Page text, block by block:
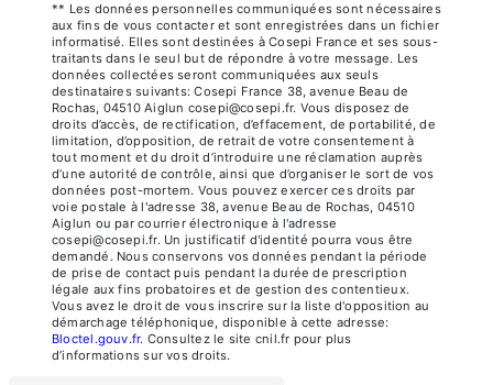
** Les données personnelles communiquées sont nécessaires
aux fins de vous contacter et sont enregistrées dans un fichier
informatisé. Elles sont destinées à Cosepi France et ses sous-
traitants dans le seul but de répondre à votre message. Les
données collectées seront communiquées aux seuls
destinataires suivants: Cosepi France 38, avenue Beau de
Rochas, 04510 Aiglun cosepi@cosepi.fr. Vous disposez de
droits d’accès, de rectification, d’effacement, de portabilité, de
limitation, d’opposition, de retrait de votre consentement à
tout moment et du droit d’introduire une réclamation auprès
d’une autorité de contrôle, ainsi que d’organiser le sort de vos
données post-mortem. Vous pouvez exercer ces droits par
voie postale à l'adresse 38, avenue Beau de Rochas, 04510
Aiglun ou par courrier électronique à l'adresse
cosepi@cosepi.fr. Un justificatif d'identité pourra vous être
demandé. Nous conservons vos données pendant la période
de prise de contact puis pendant la durée de prescription
légale aux fins probatoires et de gestion des contentieux.
Vous avez le droit de vous inscrire sur la liste d'opposition au
démarchage téléphonique, disponible à cette adresse:
Bloctel.gouv.fr. Consultez le site cnil.fr pour plus
d’informations sur vos droits.